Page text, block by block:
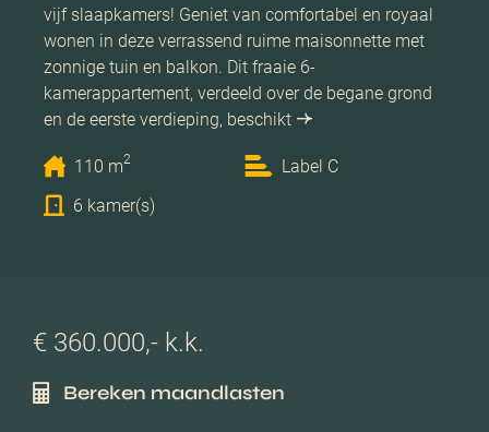
vijf slaapkamers! Geniet van comfortabel en royaal
wonen in deze verrassend ruime maisonnette met
zonnige tuin en balkon. Dit fraaie 6-
kamerappartement, verdeeld over de begane grond
en de eerste verdieping, beschikt
110 m2
Label C
6 kamer(s)
€ 360.000,- k.k.
Bereken maandlasten